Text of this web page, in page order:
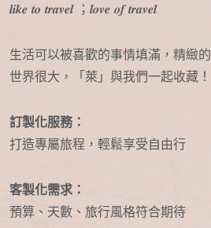
𝒍𝒊𝒌𝒆 𝒕𝒐 𝒕𝒓𝒂𝒗𝒆𝒍 ；𝒍𝒐𝒗𝒆 𝒐𝒇 𝒕𝒓𝒂𝒗𝒆𝒍
生活可以被喜歡的事情填滿，精緻
世界很大，「萊」與我們一起收藏！
訂製化服務：
打造專屬旅程，輕鬆享受自由行
客製化需求：
預算、天數、旅行風格符合期待